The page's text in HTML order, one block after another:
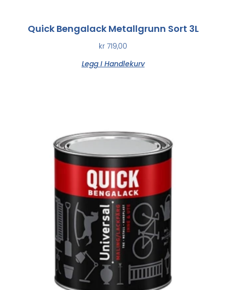
Quick Bengalack Metallgrunn Sort 3L
kr 719,00
Legg I Handlekurv